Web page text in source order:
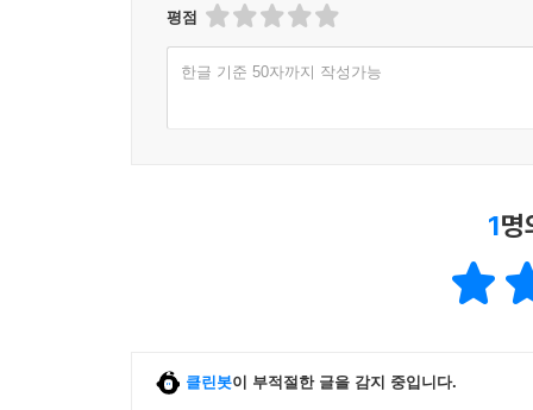
평점
한글 기준 50자까지 작성가능
1명
클린봇이 부적절한 글을 감지 중입니다.